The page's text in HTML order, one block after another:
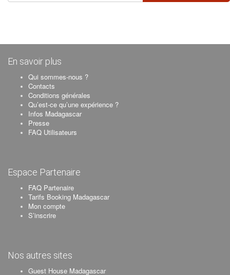
En savoir plus
Qui sommes-nous ?
Contacts
Conditions générales
Qu’est-ce qu’une expérience ?
Infos Madagascar
Presse
FAQ Utilisateurs
Espace Partenaire
FAQ Partenaire
Tarifs Booking Madagascar
Mon compte
S’inscrire
Nos autres sites
Guest House Madagascar